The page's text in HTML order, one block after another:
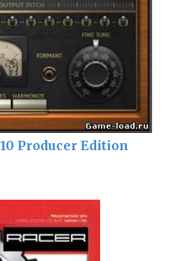
Producer Edition